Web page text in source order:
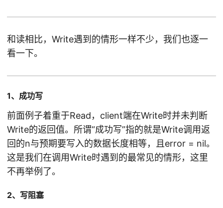
和读相比，Write遇到的情形一样不少，我们也逐一
看一下。
1、成功写
前面例子着重于Read，client端在Write时并未判断
Write的返回值。所谓“成功写”指的就是Write调用返
回的n与预期要写入的数据长度相等，且error = nil。
这是我们在调用Write时遇到的最常见的情形，这里
不再举例了。
2、写阻塞